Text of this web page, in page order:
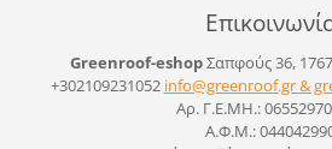
Greenroof-eshopΣαπφούς 36,
+302109231052 info@greenroof.gr &
Αρ. Γ.Ε.ΜΗ.:
Α.Φ.Μ.: